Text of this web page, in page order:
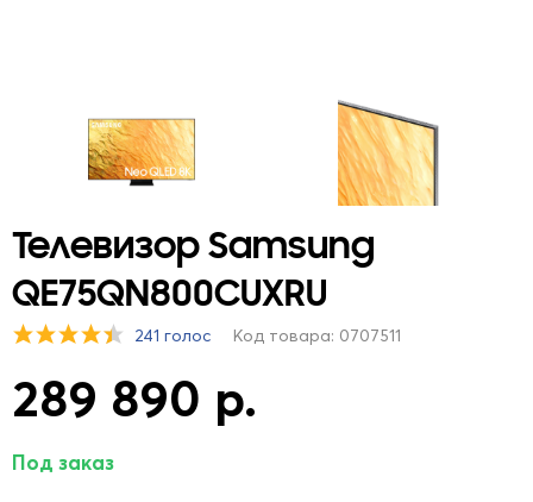
Телевизор Samsung
QE75QN800CUXRU
241 голос Код товара: 0707511
289 890 р.
Под заказ